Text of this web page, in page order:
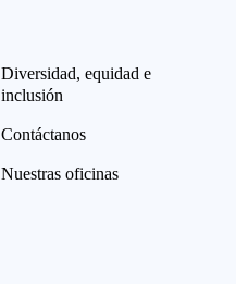
Diversidad, equidad e
inclusión
Contáctanos
Nuestras oficinas